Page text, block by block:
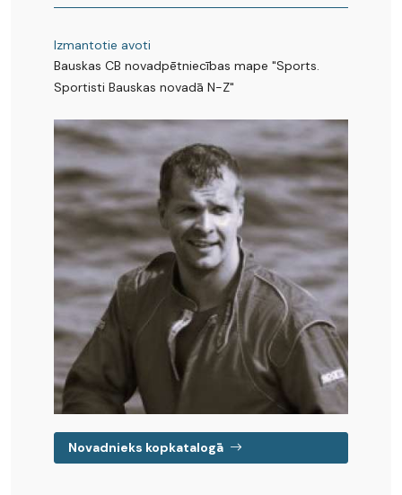
Izmantotie avoti
Bauskas CB novadpētniecības mape "Sports.
Sportisti Bauskas novadā N-Z"
Novadnieks kopkatalogā